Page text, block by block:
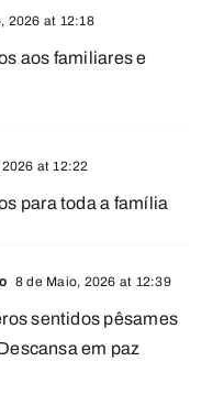
2026 at 12:18
aos familiares e
at 12:22
para toda a família
8 de Maio, 2026 at 12:39
sentidos pêsames
em paz